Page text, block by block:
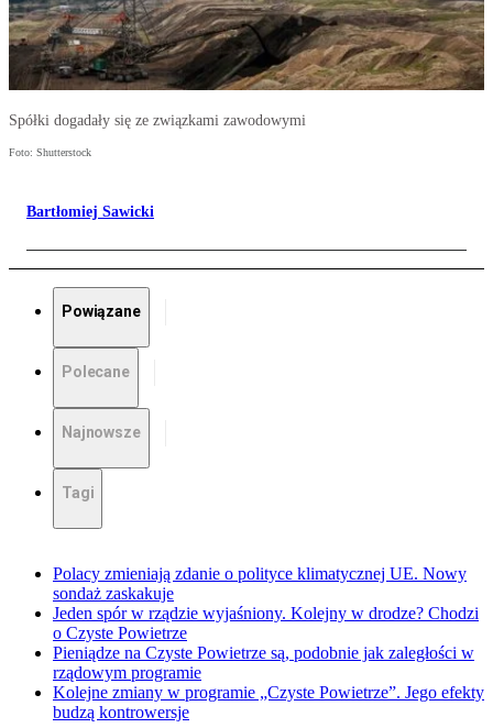
Spółki dogadały się ze związkami zawodowymi
Foto: Shutterstock
Bartłomiej Sawicki
Powiązane
Polecane
Najnowsze
Tagi
Polacy zmieniają zdanie o polityce klimatycznej UE. Nowy
sondaż zaskakuje
Jeden spór w rządzie wyjaśniony. Kolejny w drodze? Chodzi
o Czyste Powietrze
Pieniądze na Czyste Powietrze są, podobnie jak zaległości w
rządowym programie
Kolejne zmiany w programie „Czyste Powietrze”. Jego efekty
budzą kontrowersje